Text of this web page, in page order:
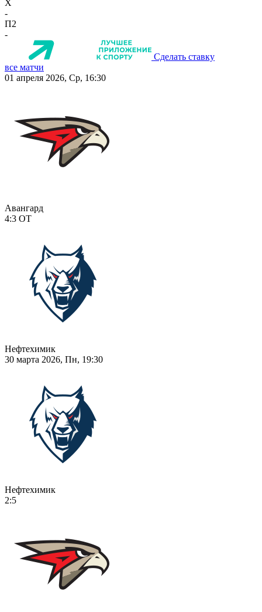
X
-
П2
-
Сделать ставку
все матчи
01 апреля 2026, Ср, 16:30
Авангард
4:3 ОТ
Нефтехимик
30 марта 2026, Пн, 19:30
Нефтехимик
2:5